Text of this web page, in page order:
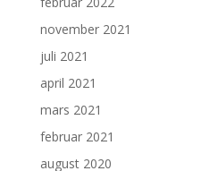
november 2021
juli 2021
april 2021
mars 2021
februar 2021
august 2020